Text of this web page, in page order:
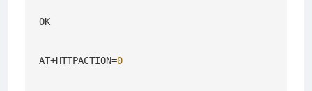
OK
AT+HTTPACTION=0